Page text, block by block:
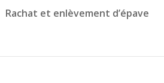
Rachat et enlèvement d’épave